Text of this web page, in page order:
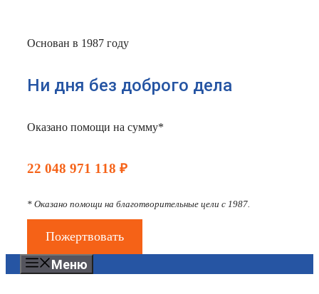
Основан в 1987 году
Ни дня без доброго дела
Оказано помощи на сумму*
22 048 971 118 ₽
* Оказано помощи на благотворительные цели с 1987.
Пожертвовать
Меню